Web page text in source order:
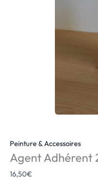
Peinture & Accessoires
Agent Adhérent
16,50€